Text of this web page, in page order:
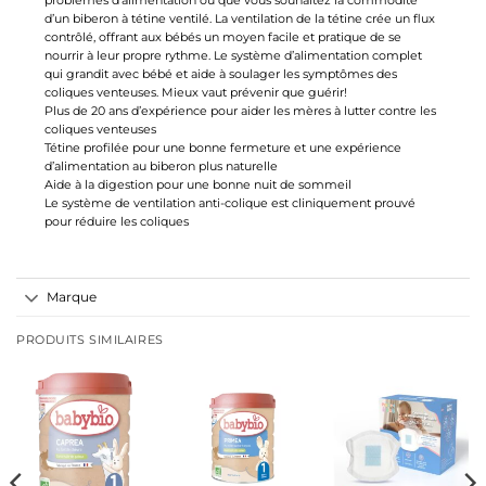
d’un biberon à tétine ventilé. La ventilation de la tétine crée un flux
contrôlé, offrant aux bébés un moyen facile et pratique de se
nourrir à leur propre rythme. Le système d’alimentation complet
qui grandit avec bébé et aide à soulager les symptômes des
coliques venteuses. Mieux vaut prévenir que guérir!
Plus de 20 ans d’expérience pour aider les mères à lutter contre les
coliques venteuses
Tétine profilée pour une bonne fermeture et une expérience
d’alimentation au biberon plus naturelle
Aide à la digestion pour une bonne nuit de sommeil
Le système de ventilation anti-colique est cliniquement prouvé
pour réduire les coliques
Marque
PRODUITS SIMILAIRES